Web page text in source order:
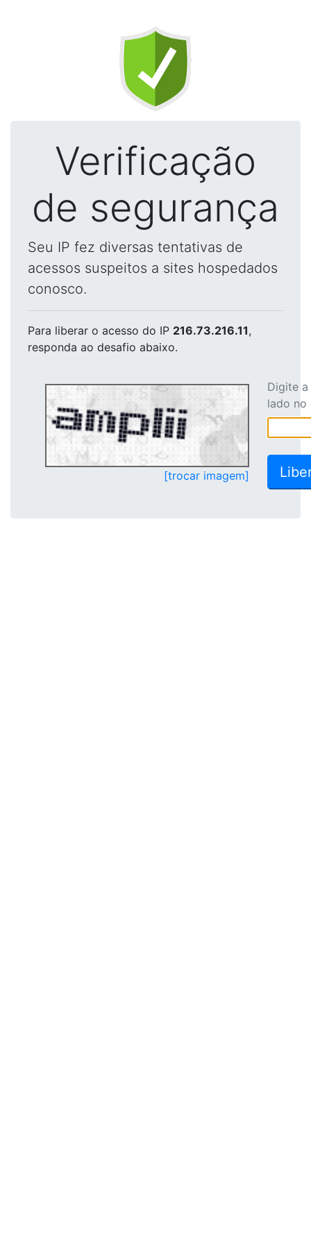
Verificação
de segurança
Seu IP fez diversas tentativas de
acessos suspeitos a sites hospedados
conosco.
Para liberar o acesso do IP 216.73.216.11,
responda ao desafio abaixo.
[trocar imagem]
Digite
lado no